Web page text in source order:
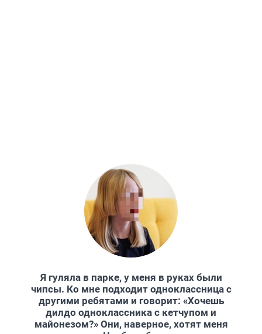
Я гуляла в парке, у меня в руках были
чипсы. Ко мне подходит одноклассница с
другими ребятами и говорит: «Хочешь
дилдо одноклассника с кетчупом и
майонезом?» Они, наверное, хотят меня